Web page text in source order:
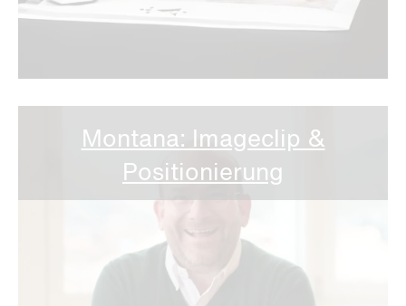
Montana: Imageclip &
Positionierung